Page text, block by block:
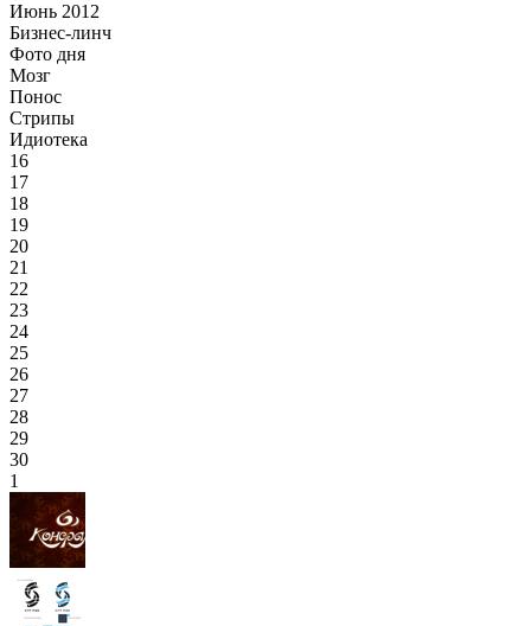
Июнь 2012
Бизнес-линч
Фото дня
Мозг
Понос
Стрипы
Идиотека
16
17
18
19
20
21
22
23
24
25
26
27
28
29
30
1